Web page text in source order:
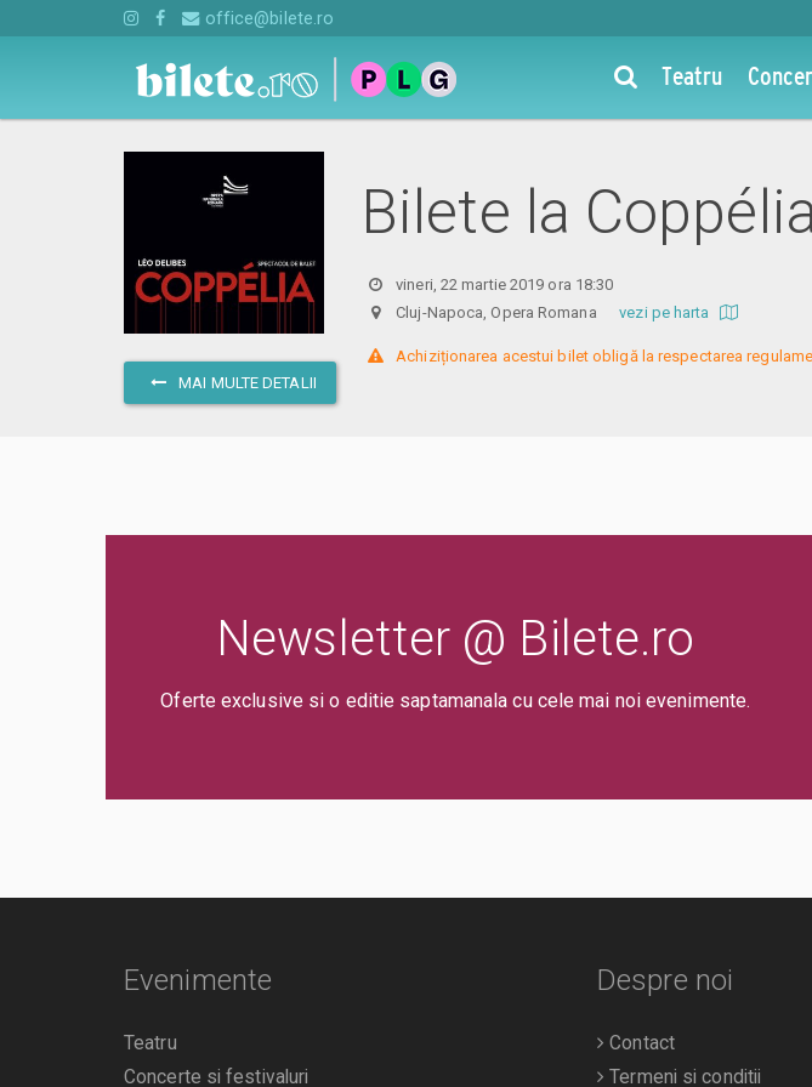
office@bilete.ro
Teatru
MAI MULTE DETALII
Bilete la
vineri, 22 martie 2019 ora 18:30
Cluj-Napoca, Opera Romanavezi pe harta
Achiziționarea acestui bilet obligă la respectarea
Newsletter @ Bilete.ro
Oferte exclusive si o editie saptamanala cu cele mai noi evenimente.
Evenimente
Teatru
Concerte si festivaluri
Despre noi
Contact
Termeni si conditii